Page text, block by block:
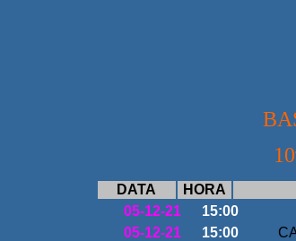
BASKET-
10ª
DATA HORA
05-12-21
15:00
05-12-21
15:00